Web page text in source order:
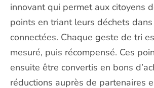
innovant qui permet aux citoyens
points en triant leurs déchets
connectées. Chaque geste de tri
mesuré, puis récompensé. Ces
ensuite être convertis en bons
réductions auprès de partenaires